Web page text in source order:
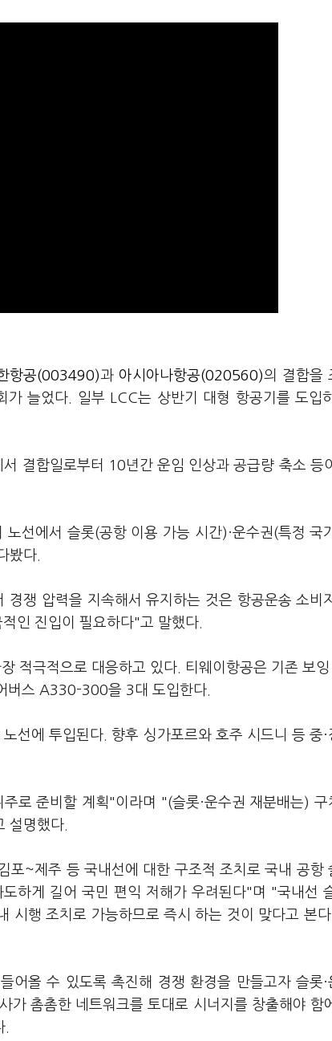
항공(003490)과 아시아나항공(020560)의 결합을
늘었다. 일부 LCC는 상반기 대형 항공기를 도입
결합일로부터 10년간 운임 인상과 공급량 축소 등
선에서 슬롯(공항 이용 가능 시간)·운수권(특정 국
봤다.
경쟁 압력을 지속해서 유지하는 것은 항공운송 소비
인 진입이 필요하다"고 말했다.
적극적으로 대응하고 있다. 티웨이항공은 기존 보
버스 A330-300을 3대 도입한다.
선에 투입된다. 향후 싱가포르와 호주 시드니 등 중·
로 준비할 계획"이라며 "(슬롯·운수권 재분배는) 구
설명했다.
포~제주 등 국내선에 대한 구조적 조치로 국내 공항
하게 길어 국민 편익 저해가 우려된다"며 "국내선
시행 조치로 가능하므로 즉시 하는 것이 맞다고 본
어올 수 있도록 촉진해 경쟁 환경을 만들고자 슬롯·
가 촘촘한 네트워크를 토대로 시너지를 창출해야 함